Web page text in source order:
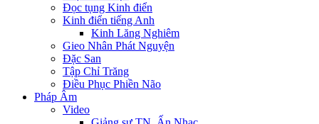
Đọc tụng Kinh điển
Kinh điển tiếng Anh
Kinh Lăng Nghiêm
Gieo Nhân Phát Nguyện
Đặc San
Tập Chỉ Trăng
Điều Phục Phiền Não
Pháp Âm
Video